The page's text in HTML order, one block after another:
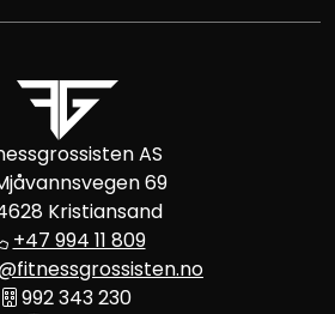
AS
69
Kristiansand
+47 994 11 809
992 343 230